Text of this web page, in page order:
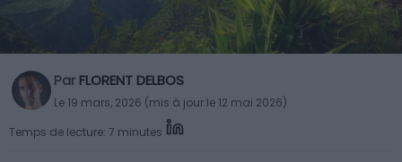
Par FLORENT DELBOS
Le 19 mars, 2026 (mis à jour le 12 mai 2026)
Temps de lecture: 7 minutes